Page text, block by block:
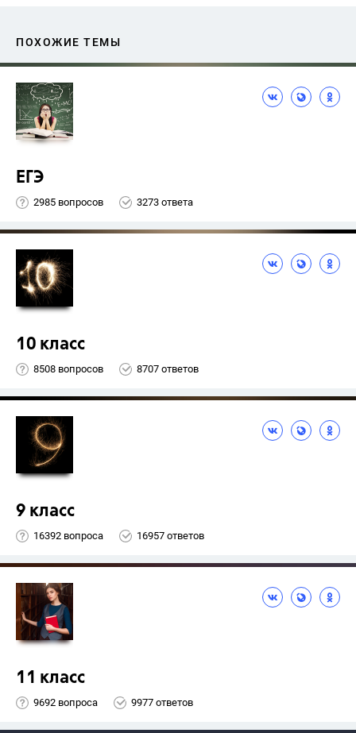
ПОХОЖИЕ ТЕМЫ
ЕГЭ
2985 вопросов 3273 ответа
10 класс
8508 вопросов 8707 ответов
9 класс
16392 вопроса 16957 ответов
11 класс
9692 вопроса 9977 ответов